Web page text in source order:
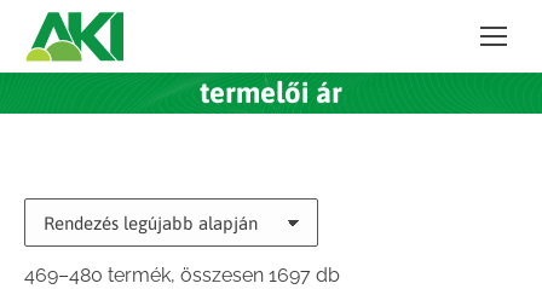
termelői ár
469–480 termék, összesen 1697 dbSorted